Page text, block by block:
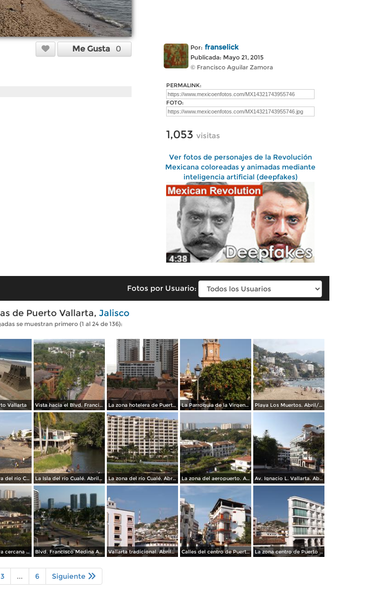
Me Gusta 0 Por: franselick
Publicada: Mayo 21, 2015
© Francisco Aguilar Zamora
PERMALINK:
FOTO:
1,053 visitas
Ver fotos de personajes de la Revolución
Mexicana coloreadas y animadas mediante
inteligencia artificial (deepfakes)
Fotos por Usuario:
de Puerto Vallarta, Jalisco
se muestran primero (1 al 24 de 136):
Vallarta Vista hacia el Blvd. Francisco Medina. Abril/2015 La zona hotelera de Puerto Vallarta. Abril/2015 La Parroquia de la Virgen de Guadalupe. Abril/2015 Playa Los Muertos. Abril/2015
Desembocadura del río Cualé en la Bahía de Banderas. Abril/2015 La Isla del río Cualé. Abril/2015 La zona del río Cualé. Abril/2015 La zona del aeropuerto. Abril/2015 Av. Ignacio L. Vallarta. Abril/2015
La zona hotelera cercana al aeropuerto. Mayo/2015 Blvd. Francisco Medina Ascencio. Abril/2015 Vallarta tradicional. Abril/2015 Calles del centro de Puerto Vallarta. Abril/2015 La zona centro de Puerto Vallarta. Abril/2015
3 ... 6 Siguiente